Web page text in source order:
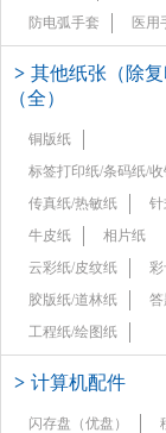
防电弧手套
医用
> 其他纸张（除复
（全）
铜版纸
标签打印纸/条码纸/
传真纸/热敏纸
牛皮纸
相片纸
云彩纸/皮纹纸
胶版纸/道林纸
工程纸/绘图纸
> 计算机配件
闪存盘（优盘）